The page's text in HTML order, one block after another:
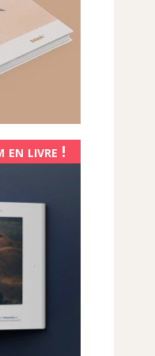
en livre !